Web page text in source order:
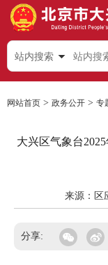
站内搜索
网站首页 > 政务公开 > 专
大兴区气象台
来源：区
分享: